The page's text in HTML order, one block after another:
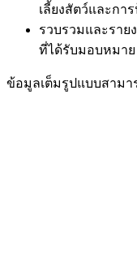
เลี้ยงสัตว์และกา
รวบรวมและราย
ที่ได้รับมอบหมาย
ข้อมูลเต็มรูปแบบสามา